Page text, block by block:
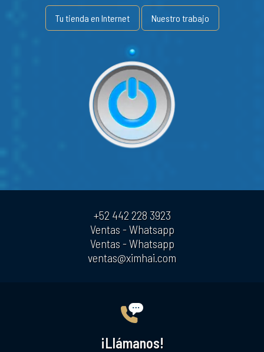
Tu tienda en Internet Nuestro trabajo
+52 442 228 3923
Ventas - Whatsapp
Ventas - Whatsapp
ventas@ximhai.com
¡Llámanos!